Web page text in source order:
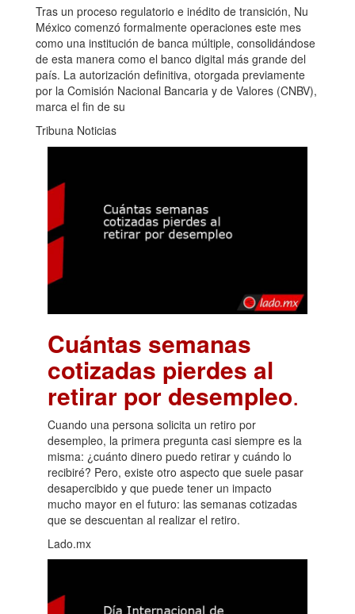
Tras un proceso regulatorio e inédito de transición, Nu
México comenzó formalmente operaciones este mes
como una institución de banca múltiple, consolidándose
de esta manera como el banco digital más grande del
país. La autorización definitiva, otorgada previamente
por la Comisión Nacional Bancaria y de Valores (CNBV),
marca el fin de su
Tribuna Noticias
Cuántas semanas
cotizadas pierdes al
retirar por desempleo.
Cuando una persona solicita un retiro por
desempleo, la primera pregunta casi siempre es la
misma: ¿cuánto dinero puedo retirar y cuándo lo
recibiré? Pero, existe otro aspecto que suele pasar
desapercibido y que puede tener un impacto
mucho mayor en el futuro: las semanas cotizadas
que se descuentan al realizar el retiro.
Lado.mx